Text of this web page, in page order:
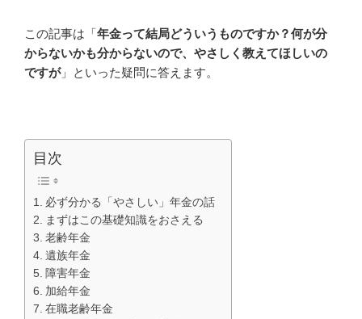
この記事は「年金って結局どういうものですか？何が分
からないかも分からないので、やさしく教えてほしいの
ですが」といった疑問に答えます。
目次
必ず分かる「やさしい」年金の話
まずはこの基礎知識をおさえる
老齢年金
遺族年金
障害年金
加給年金
在職老齢年金